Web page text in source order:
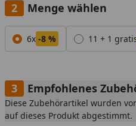
Menge wählen
Alle anzeigen (2)
6x -8 % 11 + 1
Empfohlenes
Diese Zubehörartikel wurden
auf dieses Produkt abgestimmt.